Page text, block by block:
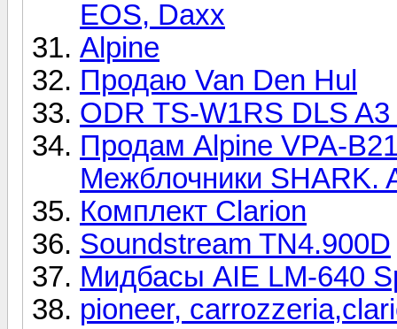
EOS, Daxx
Alpine
Продаю Van Den Hul
ODR TS-W1RS DLS
Продам Alpine VPA-
Межблочники SHARK.
Комплект Clarion
Soundstream TN4.900D
Мидбасы AIE LM-640
pioneer,